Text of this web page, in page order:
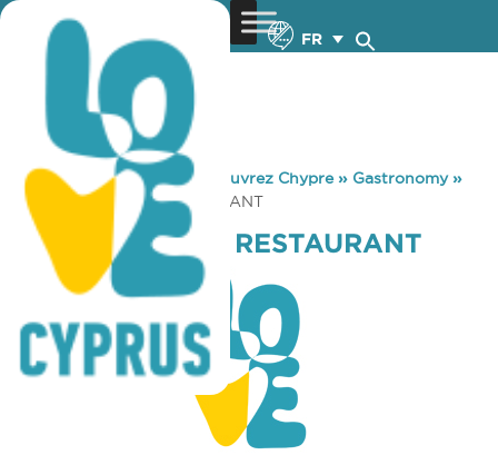
FR
You are here: Home »Découvrez Chypre» Gastronomy»
BABA Ji’S FOOD RESTAURANT
BABA Ji’S FOOD RESTAURANT